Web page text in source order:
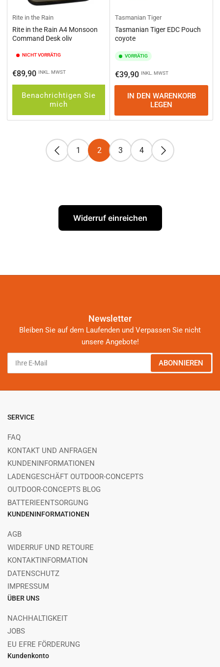
Rite in the Rain
Rite in the Rain A4 Monsoon
Command Desk oliv
NICHT VORRÄTIG
Normaler
Preis
€89,90 INKL. MWST
Benachrichtigen Sie
mich
Tasmanian Tiger
Tasmanian Tiger EDC Pouch
coyote
VORRÄTIG
Normaler
Preis
€39,90 INKL. MWST
IN DEN WARENKORB
LEGEN
1 2 3 4
Widerruf einreichen
Newsletter
Bleiben Sie auf dem Laufenden und Verpassen Sie nicht
unsere Angebote!
Ihre
Mail
ABONNIEREN
SERVICE
FAQ
KONTAKT UND ANFRAGEN
KUNDENINFORMATIONEN
LADENGESCHÄFT OUTDOOR-CONCEPTS
OUTDOOR-CONCEPTS BLOG
BATTERIEENTSORGUNG
KUNDENINFORMATIONEN
AGB
WIDERRUF UND RETOURE
KONTAKTINFORMATION
DATENSCHUTZ
IMPRESSUM
ÜBER UNS
NACHHALTIGKEIT
JOBS
EU EFRE FÖRDERUNG
Kundenkonto